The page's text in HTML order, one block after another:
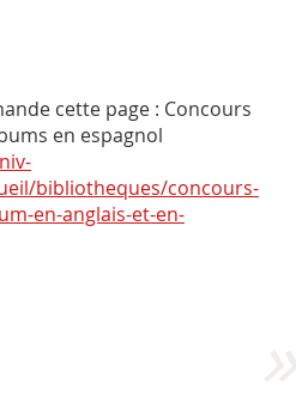
cette page : Concours
en espagnol
bibliotheques/concours-
en-anglais-et-en-